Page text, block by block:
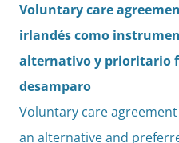
Voluntary care
irlandés como
alternativo y prioritario
desamparo
Voluntary care
an alternative and